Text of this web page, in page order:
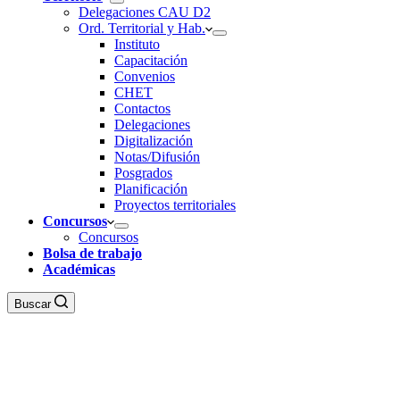
Delegaciones CAU D2
Ord. Territorial y Hab.
Instituto
Capacitación
Convenios
CHET
Contactos
Delegaciones
Digitalización
Notas/Difusión
Posgrados
Planificación
Proyectos territoriales
Concursos
Concursos
Bolsa de trabajo
Académicas
Buscar